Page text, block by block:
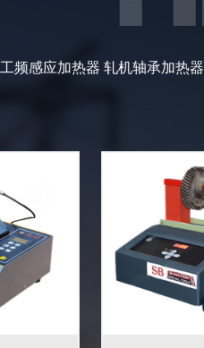
工频感应加热器 轧机轴承加热器